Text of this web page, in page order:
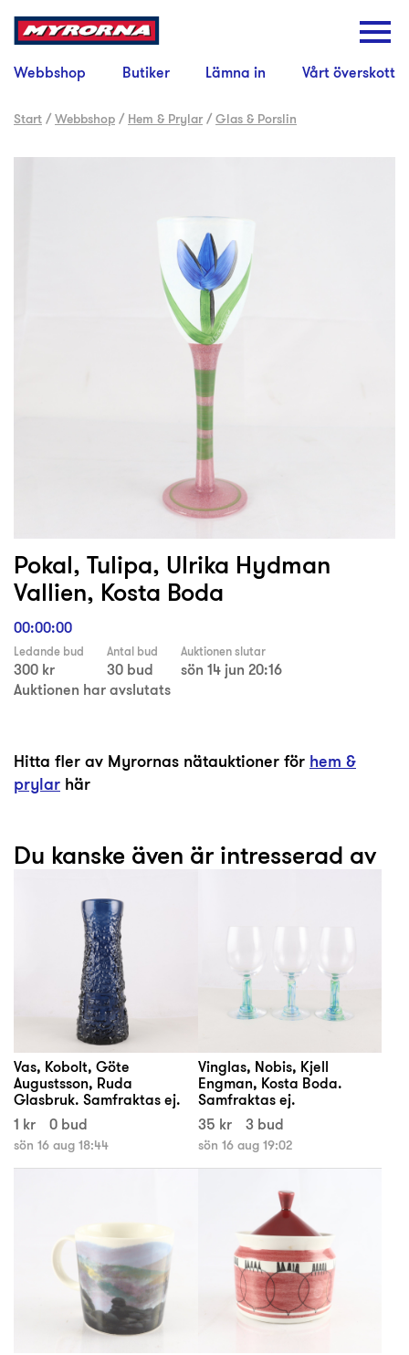
Webbshop Butiker Lämna in Vårt överskott
Start /Webbshop / Hem & Prylar /Glas & Porslin
Pokal, Tulipa, Ulrika Hydman
Vallien, Kosta Boda
00:00:00
Ledande bud
300 kr
Antal bud
30 bud
Auktionen slutar
sön 14 jun 20:16
Auktionen har avslutats
Hitta fler av Myrornas nätauktioner för hem &
prylar här
Du kanske även är intresserad av
Vas, Kobolt, Göte
Augustsson, Ruda
Glasbruk. Samfraktas ej.
1 kr
0 bud
sön 16 aug 18:44
Vinglas, Nobis, Kjell
Engman, Kosta Boda.
Samfraktas ej.
35 kr
3 bud
sön 16 aug 19:02